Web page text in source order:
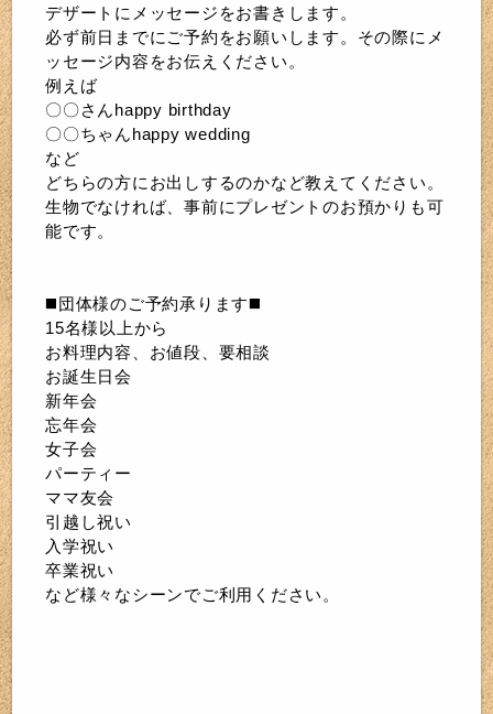
デザートにメッセージをお書きします。
必ず前日までにご予約をお願いします。その際にメ
ッセージ内容をお伝えください。
例えば
〇〇さんhappy birthday
〇〇ちゃんhappy wedding
など
どちらの方にお出しするのかなど教えてください。
生物でなければ、事前にプレゼントのお預かりも可
能です。
◼️団体様のご予約承ります◼️
15名様以上から
お料理内容、お値段、要相談
お誕生日会
新年会
忘年会
女子会
パーティー
ママ友会
引越し祝い
入学祝い
卒業祝い
など様々なシーンでご利用ください。